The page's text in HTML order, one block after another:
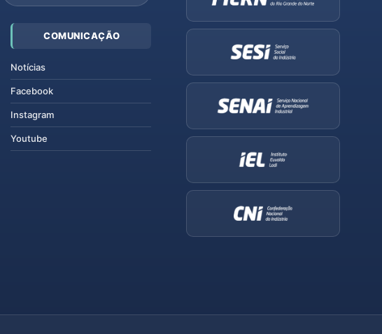
COMUNICAÇÃO
Notícias
Facebook
Instagram
Youtube